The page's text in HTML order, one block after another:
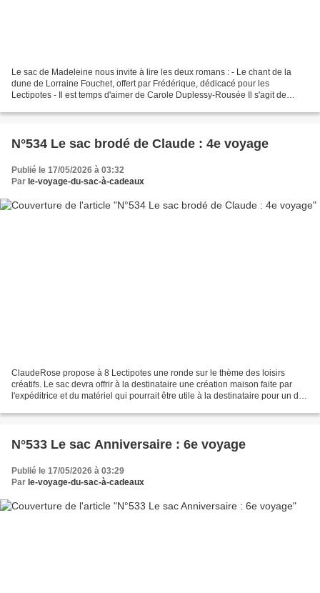
Le sac de Madeleine nous invite à lire les deux romans : - Le chant de la
dune de Lorraine Fouchet, offert par Frédérique, dédicacé pour les
Lectipotes - Il est temps d'aimer de Carole Duplessy-Rousée Il s'agit de
N°534 Le sac brodé de Claude : 4e voyage
Publié le 17/05/2026 à 03:32
Par le-voyage-du-sac-à-cadeaux
ClaudeRose propose à 8 Lectipotes une ronde sur le thème des loisirs
créatifs. Le sac devra offrir à la destinataire une création maison faite par
l'expéditrice et du matériel qui pourrait être utile à la destinataire pour un de
N°533 Le sac Anniversaire : 6e voyage
Publié le 17/05/2026 à 03:29
Par le-voyage-du-sac-à-cadeaux